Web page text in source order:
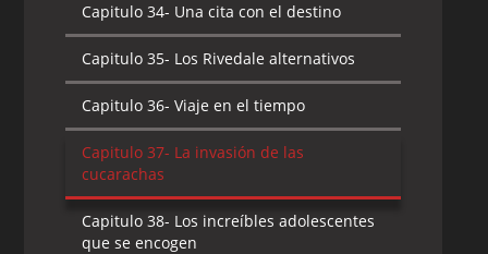
Capitulo 34- Una cita con el destino
Capitulo 35- Los Rivedale alternativos
Capitulo 36- Viaje en el tiempo
Capitulo 37- La invasión de las
cucarachas
Capitulo 38- Los increíbles adolescentes
que se encogen